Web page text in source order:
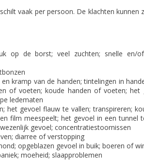
vaak per persoon. De klachten kunnen
op de borst; veel zuchten; snelle en/
kramp van de handen; tintelingen in
of voeten; koude handen of voeten;
ledematen
het gevoel flauw te vallen; transpireren;
film meespeelt; het gevoel in een tunnel
gevoel; concentratiestoornissen
diarree of verstopping
opgeblazen gevoel in buik; boeren of
moeheid; slaapproblemen